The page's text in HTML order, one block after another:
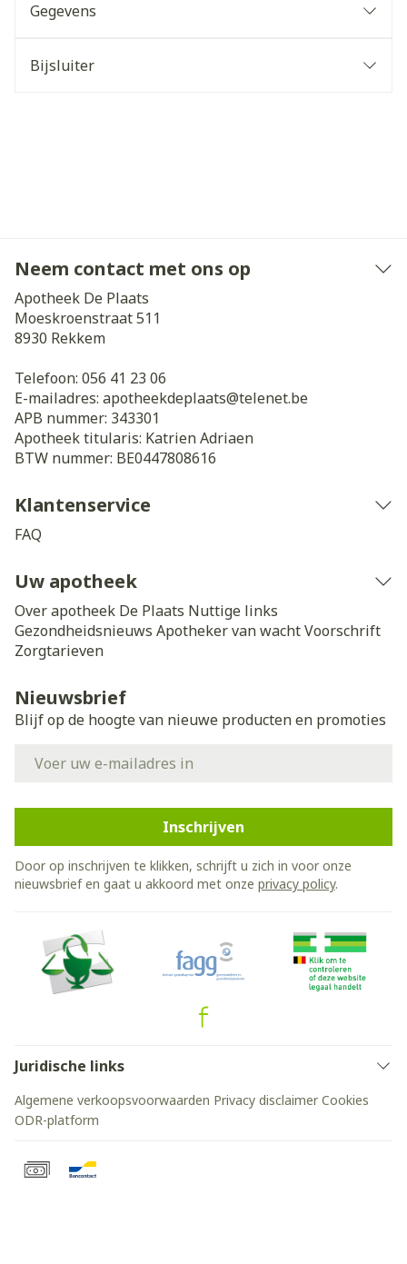
Gegevens
Bijsluiter
Neem contact met ons op
Apotheek De Plaats
Moeskroenstraat 511
8930 Rekkem
Telefoon: 056 41 23 06
E-mailadres: apotheekdeplaats@telenet.be
APB nummer: 343301
Apotheek titularis: Katrien Adriaen
BTW nummer: BE0447808616
Klantenservice
FAQ
Uw apotheek
Over apotheek De Plaats Nuttige links
Gezondheidsnieuws Apotheker van wachtVoorschrift
Zorgtarieven
Nieuwsbrief
Blijf op de hoogte van nieuwe producten en promoties
Inschrijven
Door op inschrijven te klikken, schrijft u zich in voor onze
nieuwsbrief en gaat u akkoord met onze privacy policy.
Juridische links
Algemene verkoopsvoorwaarden Privacy disclaimer Cookies
ODR-platform